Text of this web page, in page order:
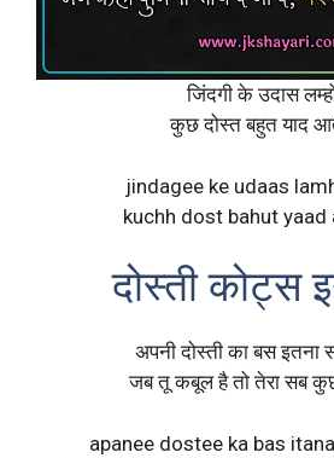
जिंदगी के उदास
कुछ दोस्त बहुत याद
jindagee ke udaas
kuchh dost bahut yaad
दोस्ती कोट्स
अपनी दोस्ती का बस इतना
जब तू कबूल है तो तेरा सब
apanee dostee ka bas